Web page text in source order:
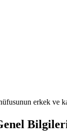
erkek ve